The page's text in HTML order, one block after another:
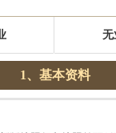
无
1、基本资料